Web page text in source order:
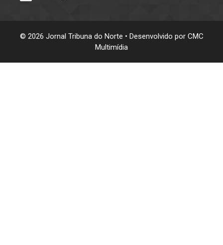
© 2026 Jornal Tribuna do Norte • Desenvolvido por CMC
Multimídia